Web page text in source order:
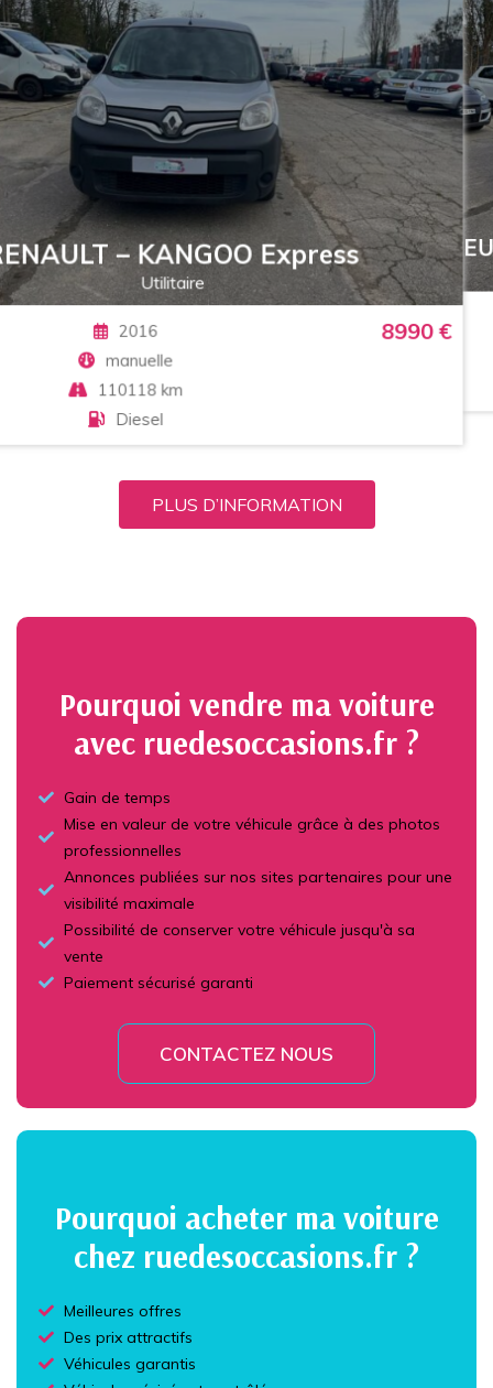
PEUGEOT – 308 II
PLUS D’INFORMATION
Pourquoi vendre ma voiture
avec ruedesoccasions.fr ?
Gain de temps
Mise en valeur de votre véhicule grâce à des photos
professionnelles
Annonces publiées sur nos sites partenaires pour une
visibilité maximale
Possibilité de conserver votre véhicule jusqu'à sa
vente
Paiement sécurisé garanti
CONTACTEZ NOUS
Pourquoi acheter ma voiture
chez ruedesoccasions.fr ?
Meilleures offres
Des prix attractifs
Véhicules garantis